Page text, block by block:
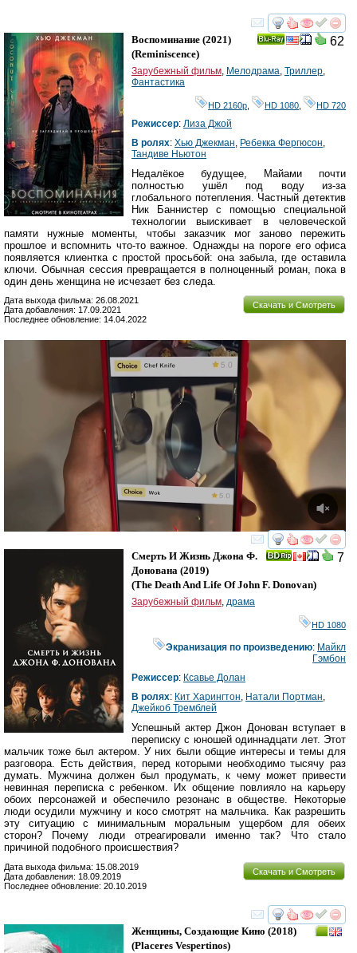
смотреть
62
Воспоминание (2021)
(Reminiscence)
Зарубежный фильм Мелодрама Триллер
Фантастика
HD 2160р HD 1080 HD 720
Режиссер: Лиза Джой
В ролях: Хью Джекман Ребекка Фергюсон
Тандиве Ньютон
Недалёкое будущее, Майами почти
полностью ушёл под воду из-за
глобального потепления. Частный детектив
Ник Баннистер с помощью специальной
технологии выискивает в человеческой
памяти нужные моменты, чтобы заказчик мог заново пережить
прошлое и вспомнить что-то важное. Однажды на пороге его офиса
появляется клиентка с простой просьбой: она забыла, где оставила
ключи. Обычная сессия превращается в полноценный роман, пока в
один день женщина не исчезает без следа.
Скачать и Смотреть
Дата выхода фильма: 26.08.2021
Дата добавления: 17.09.2021
Последнее обновление: 14.04.2022
смотреть
7
Смерть И Жизнь Джона Ф.
Донована (2019)
(The Death And Life Of John F. Donovan)
Зарубежный фильм, драма
HD 1080
Экранизация по произведению: Майкл
Гэмбон
Режиссер: Ксавье Долан
В ролях: Кит Харингтон, Натали Портман,
Джейкоб Тремблей
Успешный актер Джон Донован вступает в
переписку с юношей одиннадцати лет. Этот
мальчик тоже был актером. У них были общие интересы и темы для
разговора. Есть действия, перед которыми необходимо тысячу раз
думать. Мужчина должен был продумать, к чему может привести
невинная переписка с ребенком. Их общение повлияло на карьеру
обоих персонажей и обеспечило резонанс в обществе. Некоторые
люди осудили мужчину и косо смотрят на мальчика. Как разрешить
эту ситуацию с минимальным моральным ущербом для обеих
сторон? Почему люди отреагировали именно так? Что стало
причиной подобного происшествия?
Скачать и Смотреть
Дата выхода фильма: 15.08.2019
Дата добавления: 18.09.2019
Последнее обновление: 20.10.2019
смотреть
Женщины, Создающие Кино (2018)
(Placeres Vespertinos)